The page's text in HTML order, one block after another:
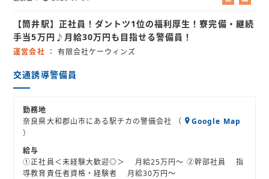
員
紹
【筒井駅】正社員！ダントツ1位の福利厚生！寮完備・継続
手当5万円♪月給30万円も目指せる警備員！
運営会社 有限会社ケーウィンズ
交通誘導警備員
勤務地
奈良県大和郡山市にある駅チカの警備会社 （
Google Map
）
給与
①正社員＜未経験大歓迎◎＞ 月給25万円～ ②幹部社員 指
導教育責任者資格・経験者 月給30万円～